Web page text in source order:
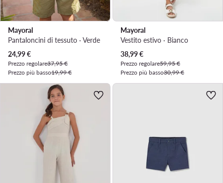
Mayoral
Pantaloncini di tessuto · Verde
Prezzo attuale
24,99€
Prezzo regolare37,95 €
Prezzo più basso19,99 €
Mayoral
Vestito estivo · Bianco
Prezzo attuale
38,99€
Prezzo regolare59,95 €
Prezzo più basso30,99 €